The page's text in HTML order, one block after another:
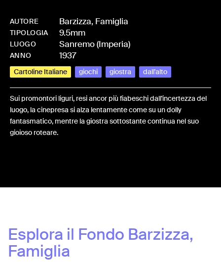
AUTORE Barzizza, Famiglia
TIPOLOGIA 9.5mm
LUOGO Sanremo (Imperia)
ANNO 1937
Cartoline Italiane giochi giostra dall'alto
Sui promontori liguri, resi ancor più fiabeschi dall'incertezza del
luogo, la cinepresa si alza lentamente come su un dolly
fantasmatico, mentre la giostra sottostante continua nel suo
gioioso roteare.
Esplora il Fondo Barzizza,
Famiglia